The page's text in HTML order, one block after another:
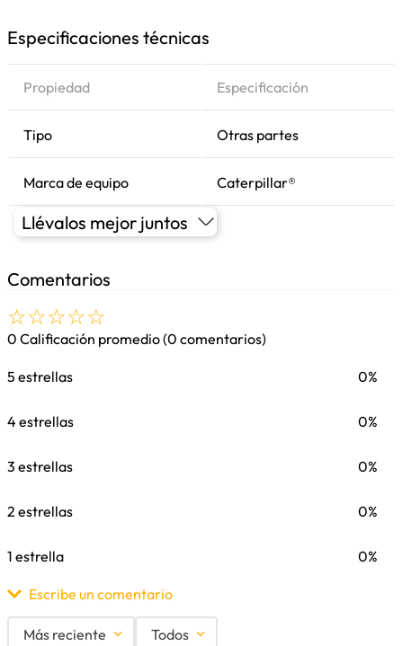
Especificaciones técnicas
Propiedad Especificación
Tipo Otras partes
Marca de equipo Caterpillar®
Llévalos mejor juntos
Comentarios
☆☆☆☆☆
0 Calificación promedio(0 comentarios)
5 estrellas 0%
4 estrellas 0%
3 estrellas 0%
2 estrellas 0%
1 estrella 0%
Escribe un comentario
Más reciente Todos